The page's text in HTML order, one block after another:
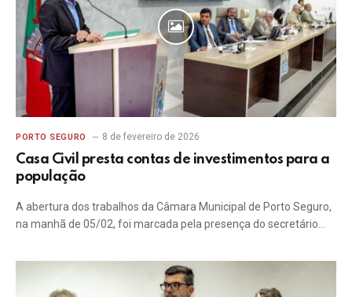
PORTO SEGURO 8 de fevereiro de 2026
Casa Civil presta contas de investimentos para a
população
A abertura dos trabalhos da Câmara Municipal de Porto Seguro,
na manhã de 05/02, foi marcada pela presença do secretário…